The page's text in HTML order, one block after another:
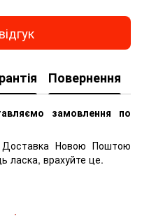
Повернення
замовлення по
Новою Поштою
ласка, врахуйте це.